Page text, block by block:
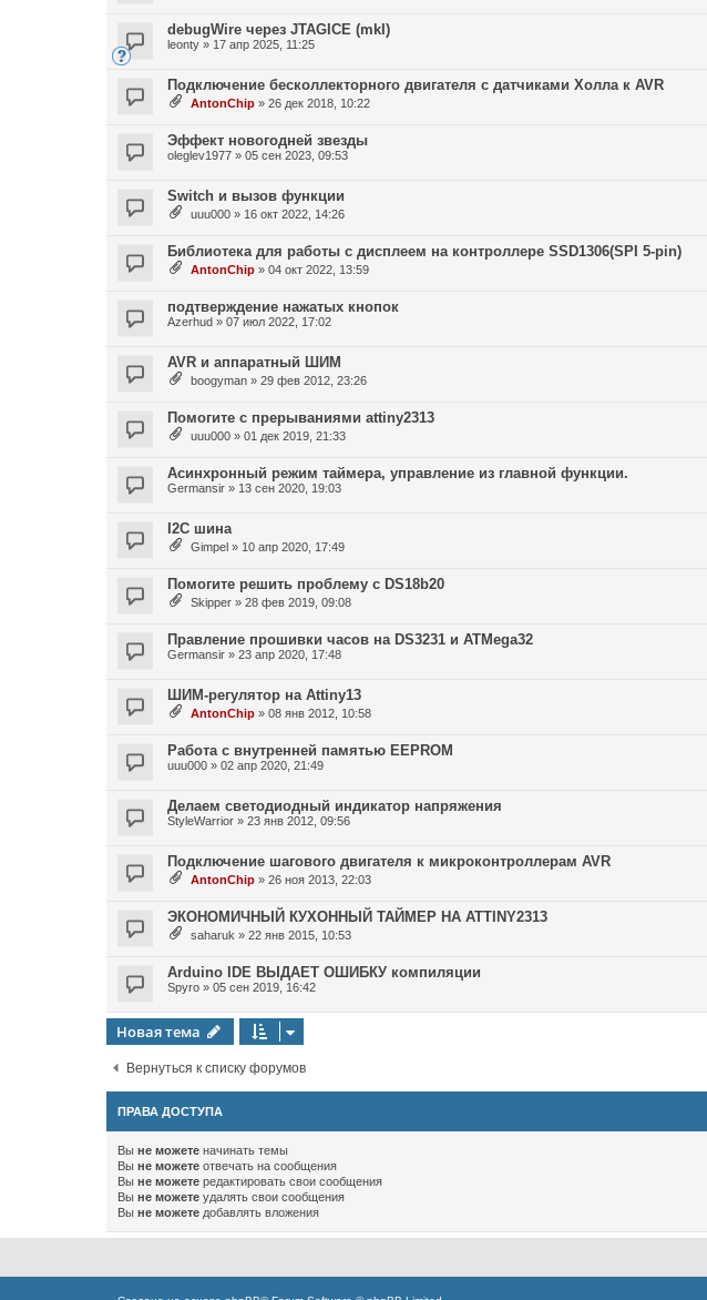
debugWire через JTAGICE (mkI)
leonty » 17 апр 2025, 11:25
Подключение бесколлекторного двигателя с датчиками Холла к AVR
AntonChip » 26 дек 2018, 10:22
Эффект новогодней звезды
oleglev1977 » 05 сен 2023, 09:53
Switch и вызов функции
uuu000 » 16 окт 2022, 14:26
Библиотека для работы с дисплеем на контроллере SSD1306(SPI 5-pin)
AntonChip » 04 окт 2022, 13:59
подтверждение нажатых кнопок
Azerhud » 07 июл 2022, 17:02
AVR и аппаратный ШИМ
boogyman » 29 фев 2012, 23:26
Помогите с прерываниями attiny2313
uuu000 » 01 дек 2019, 21:33
Асинхронный режим таймера, управление из главной функции.
Germansir » 13 сен 2020, 19:03
I2C шина
Gimpel » 10 апр 2020, 17:49
Помогите решить проблему с DS18b20
Skipper » 28 фев 2019, 09:08
Правление прошивки часов на DS3231 и ATMega32
Germansir » 23 апр 2020, 17:48
ШИМ-регулятор на Attiny13
AntonChip » 08 янв 2012, 10:58
Работа с внутренней памятью EEPROM
uuu000 » 02 апр 2020, 21:49
Делаем светодиодный индикатор напряжения
StyleWarrior » 23 янв 2012, 09:56
Подключение шагового двигателя к микроконтроллерам AVR
AntonChip » 26 ноя 2013, 22:03
ЭКОНОМИЧНЫЙ КУХОННЫЙ ТАЙМЕР НА ATTINY2313
saharuk » 22 янв 2015, 10:53
Arduino IDE ВЫДАЕТ ОШИБКУ компиляции
Spyro » 05 сен 2019, 16:42
Новая тема
Вернуться к списку форумов
ПРАВА ДОСТУПА
Вы не можете начинать темы
Вы не можете отвечать на сообщения
Вы не можете редактировать свои сообщения
Вы не можете удалять свои сообщения
Вы не можете добавлять вложения